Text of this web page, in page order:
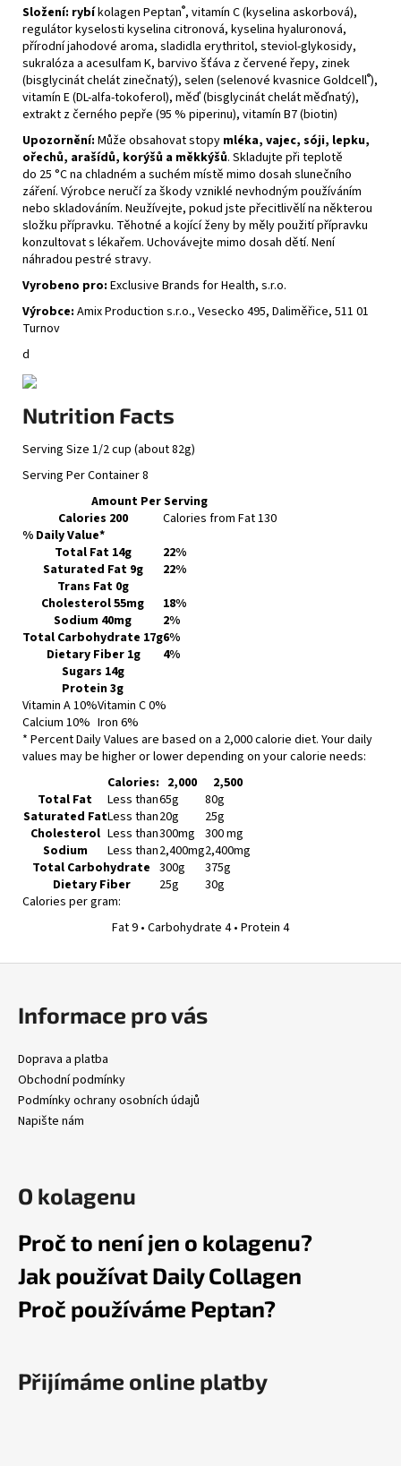
Složení: rybíkolagen Peptan®, vitamín C (kyselina askorbová),
regulátor kyselosti kyselina citronová, kyselina hyaluronová,
přírodní jahodové aroma, sladidla erythritol, steviol-glykosidy,
sukralóza a acesulfam K, barvivo šťáva z červené řepy, zinek
(bisglycinát chelát zinečnatý), selen (selenové kvasnice Goldcell®),
vitamín E (DL-alfa-tokoferol), měď (bisglycinát chelát měďnatý),
extrakt z černého pepře (95 % piperinu), vitamín B7 (biotin)
Upozornění: Může obsahovat stopy mléka, vajec, sóji, lepku,
ořechů, arašídů, korýšů a měkkýšů. Skladujte při teplotě
do 25 °C na chladném a suchém místě mimo dosah slunečního
záření. Výrobce neručí za škody vzniklé nevhodným používáním
nebo skladováním. Neužívejte, pokud jste přecitlivělí na některou
složku přípravku. Těhotné a kojící ženy by měly použití přípravku
konzultovat s lékařem. Uchovávejte mimo dosah dětí. Není
náhradou pestré stravy.
Vyrobeno pro: Exclusive Brands for Health, s.r.o.
Výrobce: Amix Production s.r.o., Vesecko 495, Daliměřice, 511 01
Turnov
d
Nutrition Facts
Serving Size 1/2 cup (about 82g)
Serving Per Container 8
Amount Per Serving
Calories 200
Calories from Fat 130
% Daily Value*
Total Fat14g
22%
Saturated Fat 9g
22%
Trans Fat 0g
Cholesterol55mg
18%
Sodium 40mg
2%
Total Carbohydrate 17g6%
Dietary Fiber 1g
4%
Sugars 14g
Protein3g
Vitamin A 10%Vitamin C 0%
Calcium 10% Iron 6%
* Percent Daily Values are based on a 2,000 calorie diet. Your daily
values may be higher or lower depending on your calorie needs:
Calories: 2,000
2,500
Total Fat
Less than65g
80g
Saturated FatLess than20g
25g
Cholesterol Less than300mg 300 mg
Sodium
Less than2,400mg2,400mg
Total Carbohydrate 300g
375g
Dietary Fiber
25g
30g
Calories per gram:
Fat 9 • Carbohydrate 4 • Protein 4
Informace pro vás
Doprava a platba
Obchodní podmínky
Podmínky ochrany osobních údajů
Napište nám
O kolagenu
Proč to není jen o kolagenu?
Jak používat Daily Collagen
Proč používáme Peptan?
Přijímáme online platby